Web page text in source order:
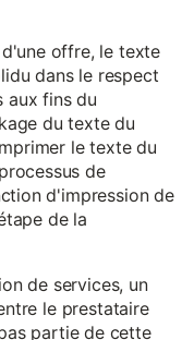
offre, le texte
dans le respect
aux fins du
du texte du
le texte du
de
d'impression de
de la
de services, un
le prestataire
partie de cette